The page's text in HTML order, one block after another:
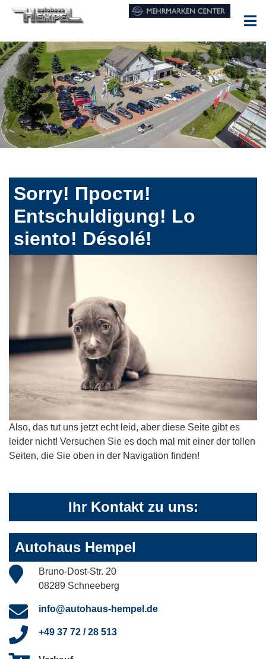
Sorry! Прости!
Entschuldigung! Lo
siento! Désolé!
Also, das tut uns jetzt echt leid, aber diese Seite gibt es
leider nicht! Versuchen Sie es doch mal mit einer der tollen
Seiten, die Sie oben in der Navigation finden!
Ihr Kontakt zu uns:
Autohaus Hempel
Bruno-Dost-Str. 20
08289 Schneeberg
info@autohaus-hempel.de
+49 37 72 / 28 513